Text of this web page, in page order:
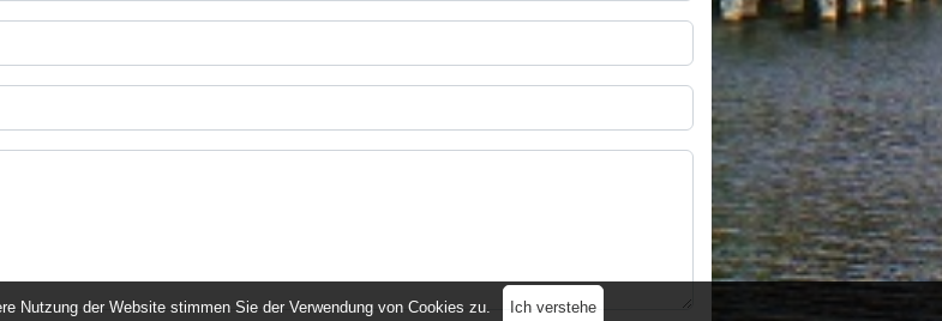
Nutzung der Website stimmen Sie der Verwendung von Cookies zu. Ich verstehe